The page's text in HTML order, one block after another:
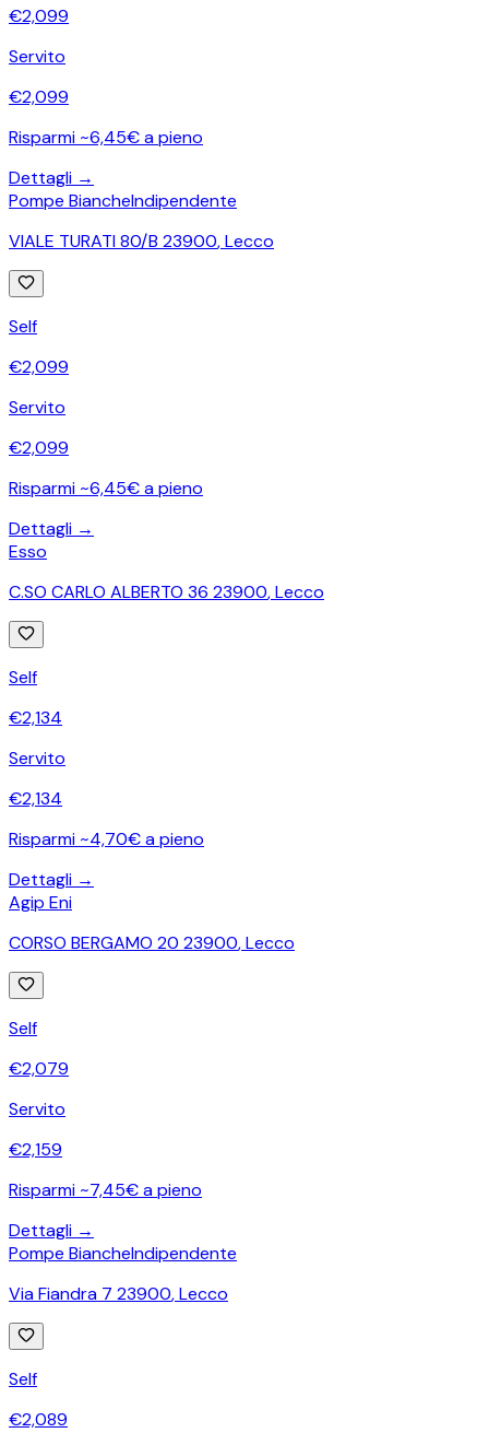
€2,099
Servito
€2,099
Risparmi ~6,45€ a pieno
Dettagli →
Pompe BiancheIndipendente
VIALE TURATI 80/B 23900,Lecco
Self
€2,099
Servito
€2,099
Risparmi ~6,45€ a pieno
Dettagli →
Esso
C.SO CARLO ALBERTO 36 23900,Lecco
Self
€2,134
Servito
€2,134
Risparmi ~4,70€ a pieno
Dettagli →
Agip Eni
CORSO BERGAMO 20 23900,Lecco
Self
€2,079
Servito
€2,159
Risparmi ~7,45€ a pieno
Dettagli →
Pompe BiancheIndipendente
Via Fiandra 7 23900,Lecco
Self
€2,089